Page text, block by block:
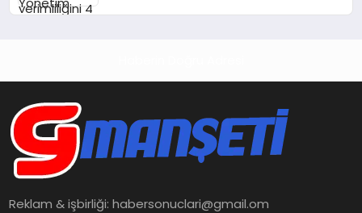
Reklam & işbirliği:habersonuclari@gmail.om